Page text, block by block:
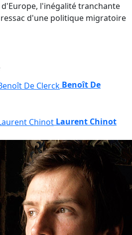
l'inégalité tranchante
d'une politique migratoire
Benoît De
Laurent Chinot